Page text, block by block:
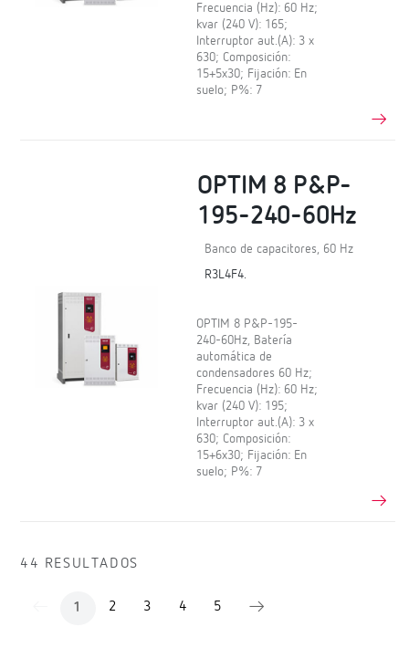
Frecuencia (Hz): 60 Hz;
kvar (240 V): 165;
Interruptor aut.(A): 3 x
630; Composición:
15+5x30; Fijación: En
suelo; P%: 7
OPTIM 8 P&P-
195-240-60Hz
Banco de capacitores, 60 Hz
R3L4F4.
OPTIM 8 P&P-195-
240-60Hz, Batería
automática de
condensadores 60 Hz;
Frecuencia (Hz): 60 Hz;
kvar (240 V): 195;
Interruptor aut.(A): 3 x
630; Composición:
15+6x30; Fijación: En
suelo; P%: 7
44 RESULTADOS
1 2 3 4 5